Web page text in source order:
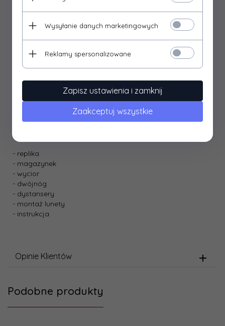
średnicy 6,04mm. W osłonie spustu umieszczono dźwignię
bezpiecznika, sam spust jest regulowany i można pochylić
go w lewo lub prawo.
Wewnętrznie replika również wykonana została
perfekcyjnie - jak przystało na produkty marki Ares. Części
zostały bardzo dobrze spasowane, co zapewnia dobre i
Gazowy magazynek dołączony do repliki mieści 23 kulki. W
zestawie znajduje się także montaż na lunetę z tubusem o
średnicy 30mm a także regulowany w 6 pozycjach
dwójnóg dedykowany do repliki.
W zestawie znajduje się
- replika
- magazynek
- wycior
- dwójnóg
- dystansery
- montaż lunety
- instrukcja
Opinie Klientów
Podobne produkty
Wysyłanie danych marketingowych
Reklamy spersonalizowane
Zapisz ustawienia i zamknij
Zaakceptuj wszystkie